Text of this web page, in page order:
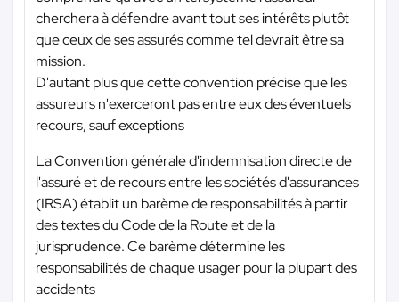
cherchera à défendre avant tout ses intérêts plutôt
que ceux de ses assurés comme tel devrait être sa
mission.
D'autant plus que cette convention précise que les
assureurs n'exerceront pas entre eux des éventuels
recours, sauf exceptions
La Convention générale d'indemnisation directe de
l'assuré et de recours entre les sociétés d'assurances
(IRSA) établit un barème de responsabilités à partir
des textes du Code de la Route et de la
jurisprudence. Ce barème détermine les
responsabilités de chaque usager pour la plupart des
accidents